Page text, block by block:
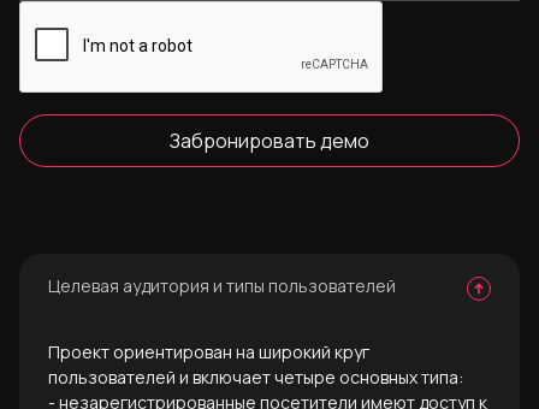
Забронировать демо
Целевая аудитория и типы пользователей
Проект ориентирован на широкий круг
пользователей и включает четыре основных типа:
- незарегистрированные посетители имеют доступ к